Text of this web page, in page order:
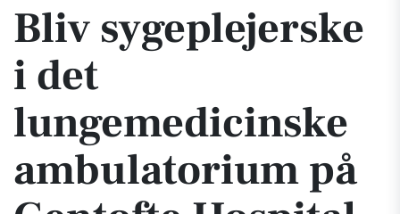
Bliv sygeplejerske
i det
lungemedicinske
ambulatorium på